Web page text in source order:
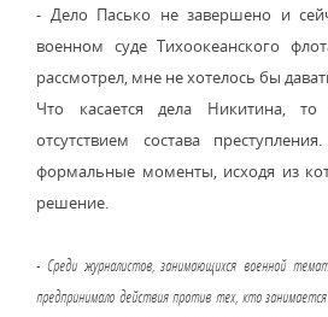
- Дело Пасько не завершено и
военном суде Тихоокеанского
рассмотрел, мне не хотелось бы
Что касается дела Никитина,
отсутствием состава
формальные моменты, исходя из
решение.
- Среди журналистов, занимающихся военной
предпринимало действия против тех, кто